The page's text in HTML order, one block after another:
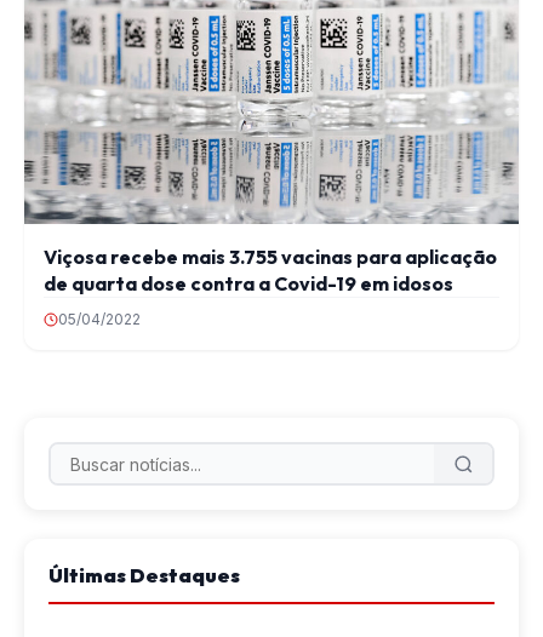
Viçosa recebe mais 3.755 vacinas para aplicação
de quarta dose contra a Covid-19 em idosos
05/04/2022
Últimas Destaques